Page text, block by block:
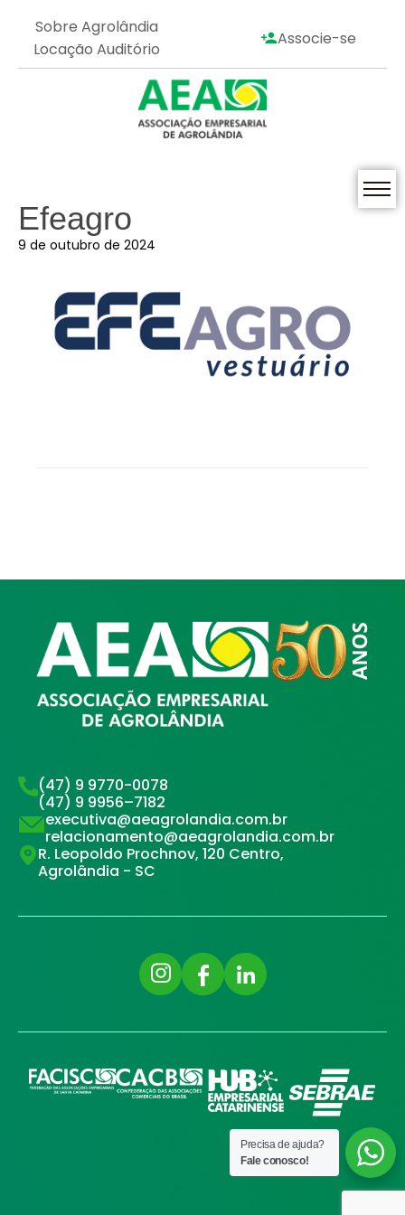
Sobre Agrolândia
Locação Auditório
Associe-se
Efeagro
9 de outubro de 2024
(47) 9 9770-0078
(47) 9 9956–7182
executiva@aeagrolandia.com.br
relacionamento@aeagrolandia.com.br
R. Leopoldo Prochnov, 120 Centro,
Agrolândia - SC
Precisa de ajuda?
Fale conosco!